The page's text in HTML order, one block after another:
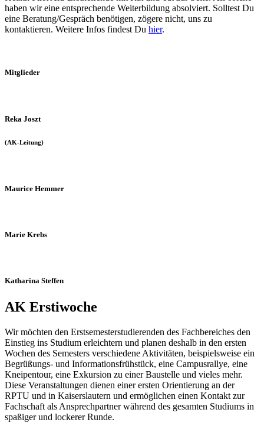
haben wir eine entsprechende Weiterbildung absolviert. Solltest Du
eine Beratung/Gespräch benötigen, zögere nicht, uns zu
kontaktieren. Weitere Infos findest Du hier.
Mitglieder
Reka Joszt
(AK-Leitung)
Maurice Hemmer
Marie Krebs
Katharina Steffen
AK Erstiwoche
Wir möchten den Erstsemesterstudierenden des Fachbereiches den
Einstieg ins Studium erleichtern und planen deshalb in den ersten
Wochen des Semesters verschiedene Aktivitäten, beispielsweise ein
Begrüßungs- und Informationsfrühstück, eine Campusrallye, eine
Kneipentour, eine Exkursion zu einer Baustelle und vieles mehr.
Diese Veranstaltungen dienen einer ersten Orientierung an der
RPTU und in Kaiserslautern und ermöglichen einen Kontakt zur
Fachschaft als Ansprechpartner während des gesamten Studiums in
spaßiger und lockerer Runde.